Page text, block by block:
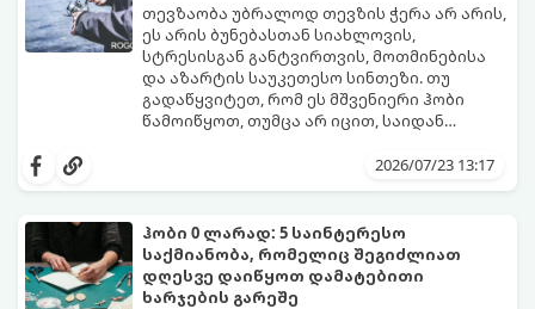
თევზაობა უბრალოდ თევზის ჭერა არ არის,
ეს არის ბუნებასთან სიახლოვის,
სტრესისგან განტვირთვის, მოთმინებისა
და აზარტის საუკეთესო სინთეზი. თუ
გადაწყვიტეთ, რომ ეს მშვენიერი ჰობი
წამოიწყოთ, თუმცა არ იცით, საიდან
ეს ამომწურავი გზამკვლევი სწორედ
2026/07/23 13:17
ჰობი 0 ლარად: 5 საინტერესო
საქმიანობა, რომელიც შეგიძლიათ
დღესვე დაიწყოთ დამატებითი
ხარჯების გარეშე